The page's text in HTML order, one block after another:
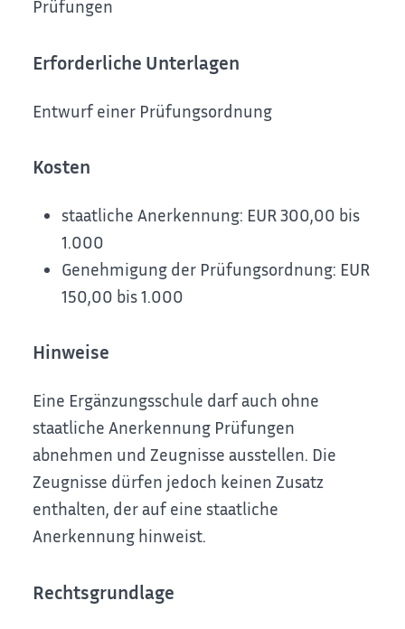
Prüfungen
Erforderliche Unterlagen
Entwurf einer Prüfungsordnung
Kosten
staatliche Anerkennung: EUR 300,00 bis
1.000
Genehmigung der Prüfungsordnung: EUR
150,00 bis 1.000
Hinweise
Eine Ergänzungsschule darf auch ohne
staatliche Anerkennung Prüfungen
abnehmen und Zeugnisse ausstellen. Die
Zeugnisse dürfen jedoch keinen Zusatz
enthalten, der auf eine staatliche
Anerkennung hinweist.
Rechtsgrundlage